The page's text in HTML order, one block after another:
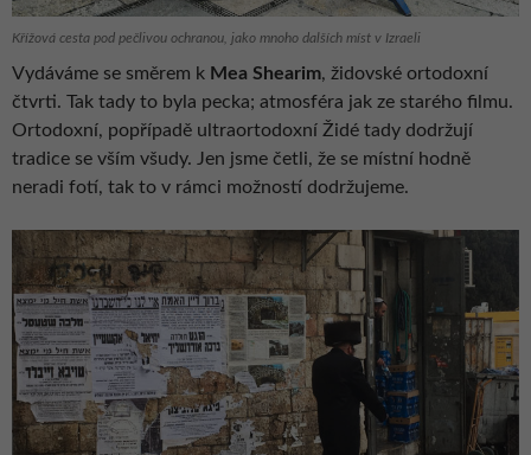
Křížová cesta pod pečlivou ochranou, jako mnoho dalších míst v Izraeli
Vydáváme se směrem k Mea Shearim, židovské ortodoxní
čtvrti. Tak tady to byla pecka; atmosféra jak ze starého filmu.
Ortodoxní, popřípadě ultraortodoxní Židé tady dodržují
tradice se vším všudy. Jen jsme četli, že se místní hodně
neradi fotí, tak to v rámci možností dodržujeme.